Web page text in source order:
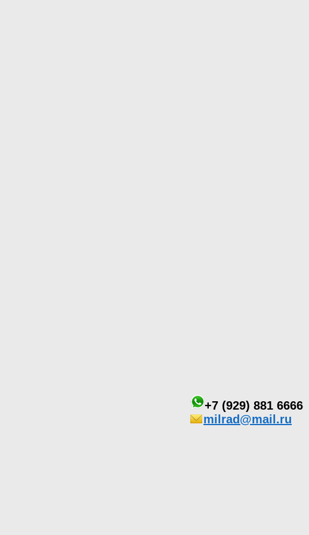
+7 (929) 881 6666
milrad@mail.ru